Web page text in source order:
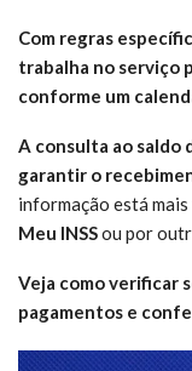
Com regras
trabalha no serviço
conforme um
A consulta ao saldo
garantir o
informação está
Meu INSSou por
Veja como verificar
pagamentos e